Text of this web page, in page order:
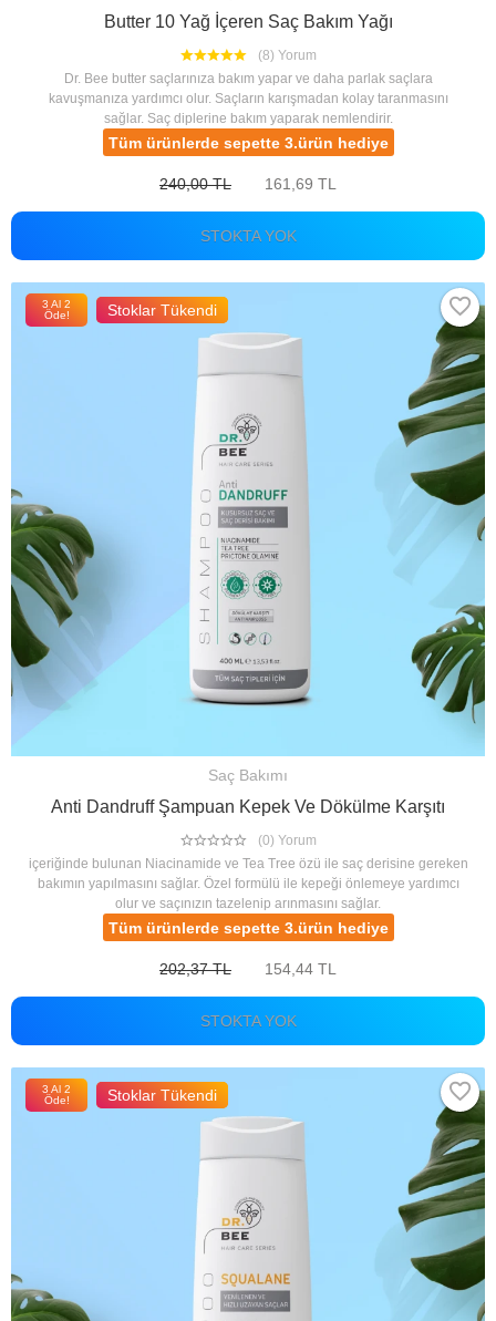
Butter 10 Yağ İçeren Saç Bakım Yağı
(8) Yorum
Dr. Bee butter saçlarınıza bakım yapar ve daha parlak saçlara
kavuşmanıza yardımcı olur. Saçların karışmadan kolay taranmasını
sağlar. Saç diplerine bakım yaparak nemlendirir.
Tüm ürünlerde sepette 3.ürün hediye
240,00 TL 161,69 TL
STOKTA YOK
3 Al 2
Öde!
Stoklar Tükendi
Saç Bakımı
Anti Dandruff Şampuan Kepek Ve Dökülme Karşıtı
(0) Yorum
içeriğinde bulunan Niacinamide ve Tea Tree özü ile saç derisine gereken
bakımın yapılmasını sağlar. Özel formülü ile kepeği önlemeye yardımcı
olur ve saçınızın tazelenip arınmasını sağlar.
Tüm ürünlerde sepette 3.ürün hediye
202,37 TL 154,44 TL
STOKTA YOK
3 Al 2
Öde!
Stoklar Tükendi